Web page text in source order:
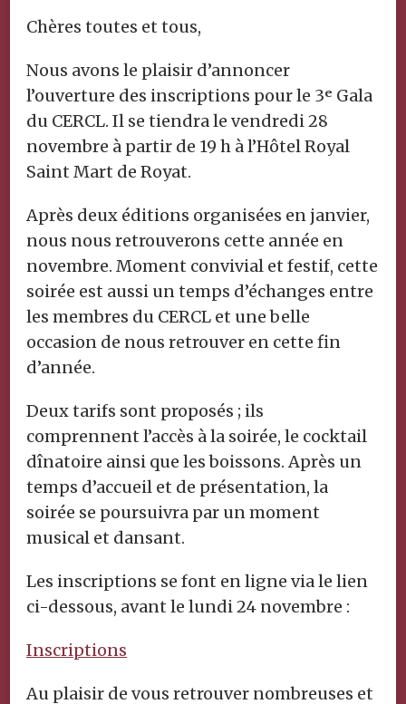
Chères toutes et tous,
Nous avons le plaisir d’annoncer
l’ouverture des inscriptions pour le 3ᵉ Gala
du CERCL. Il se tiendra le vendredi 28
novembre à partir de 19 h à l’Hôtel Royal
Saint Mart de Royat.
Après deux éditions organisées en janvier,
nous nous retrouverons cette année en
novembre. Moment convivial et festif, cette
soirée est aussi un temps d’échanges entre
les membres du CERCL et une belle
occasion de nous retrouver en cette fin
d’année.
Deux tarifs sont proposés ; ils
comprennent l’accès à la soirée, le cocktail
dînatoire ainsi que les boissons. Après un
temps d’accueil et de présentation, la
soirée se poursuivra par un moment
musical et dansant.
Les inscriptions se font en ligne via le lien
ci-dessous, avant le lundi 24 novembre :
Inscriptions
Au plaisir de vous retrouver nombreuses et